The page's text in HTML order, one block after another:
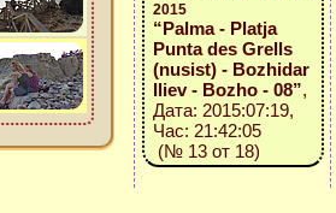
2015
“Palma - Platja
Punta des Grells
(nusist) - Bozhidar
Iliev - Bozho - 08”,
Дата: 2015:07:19,
Час: 21:42:05
(№ 13 от 18)